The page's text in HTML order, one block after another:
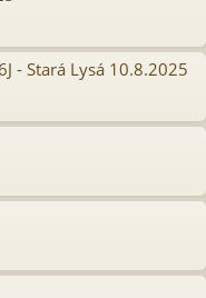
- Stará Lysá 10.8.2025